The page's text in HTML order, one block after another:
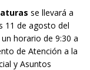
se llevará a
11 de agosto del
horario de 9:30 a
de Atención a la
y Asuntos